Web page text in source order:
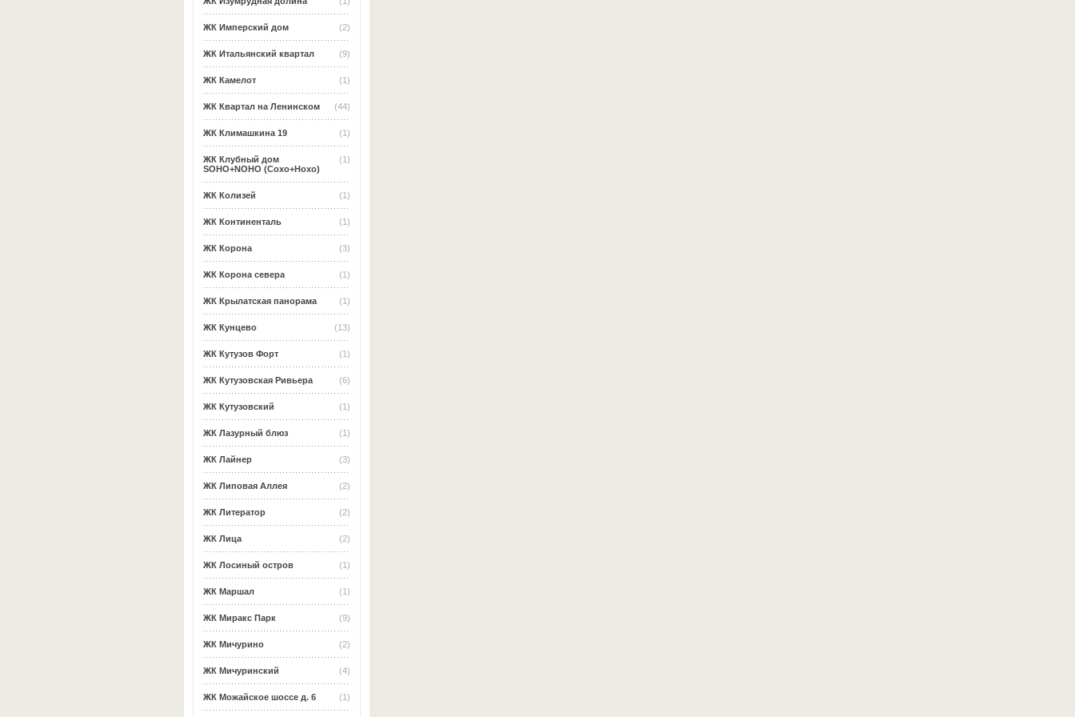
(2)
ЖК Имперский дом
(9)
ЖК Итальянский квартал
(1)
ЖК Камелот
(44)
ЖК Квартал на Ленинском
(1)
ЖК Климашкина 19
(1)
ЖК Клубный дом
SOHO+NOHO (Сохо+Нохо)
(1)
ЖК Колизей
(1)
ЖК Континенталь
(3)
ЖК Корона
(1)
ЖК Корона севера
(1)
ЖК Крылатская панорама
(13)
ЖК Кунцево
(1)
ЖК Кутузов Форт
(6)
ЖК Кутузовская Ривьера
(1)
ЖК Кутузовский
(1)
ЖК Лазурный блюз
(3)
ЖК Лайнер
(2)
ЖК Липовая Аллея
(2)
ЖК Литератор
(2)
ЖК Лица
(1)
ЖК Лосиный остров
(1)
ЖК Маршал
(9)
ЖК Миракс Парк
(2)
ЖК Мичурино
(4)
ЖК Мичуринский
(1)
ЖК Можайское шоссе д. 6